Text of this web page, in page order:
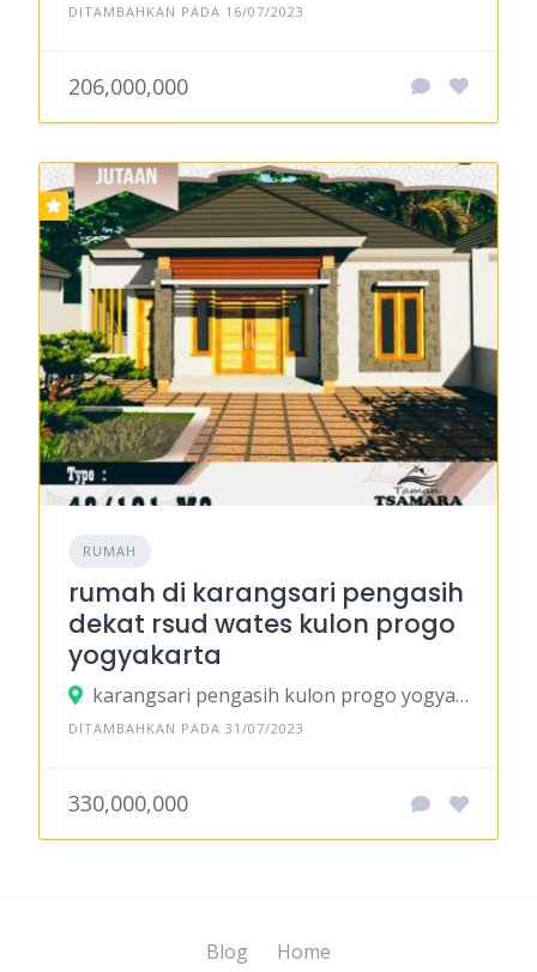
DITAMBAHKAN PADA 16/07/2023
206,000,000
RUMAH
rumah di karangsari pengasih
dekat rsud wates kulon progo
yogyakarta
karangsari pengasih kulon progo yogyakarta
DITAMBAHKAN PADA 31/07/2023
330,000,000
Blog Home